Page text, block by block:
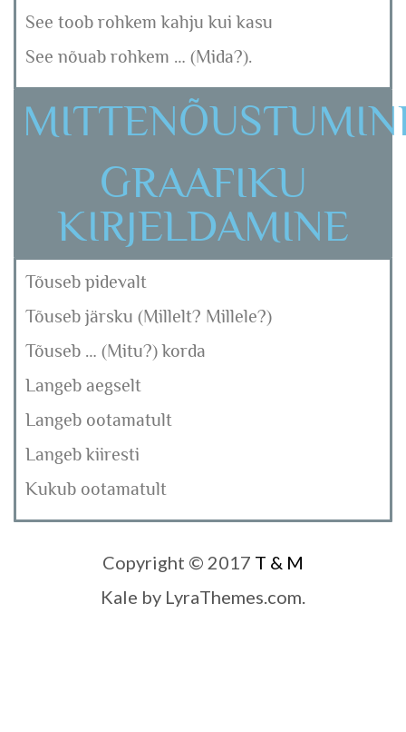
See toob rohkem kahju kui kasu
See nõuab rohkem … (Mida?).
GRAAFIKU
KIRJELDAMINE
Tõuseb pidevalt
Tõuseb järsku (Millelt? Millele?)
Tõuseb … (Mitu?) korda
Langeb aegselt
Langeb ootamatult
Langeb kiiresti
Kukub ootamatult
Copyright © 2017 T & M
Kale by LyraThemes.com.